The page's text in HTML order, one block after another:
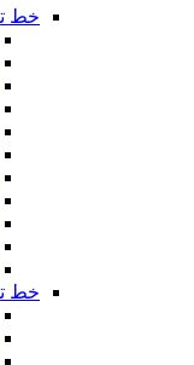
خط
خط